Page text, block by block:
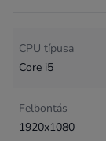
CPU típusa
Core i5
Felbontás
1920x1080